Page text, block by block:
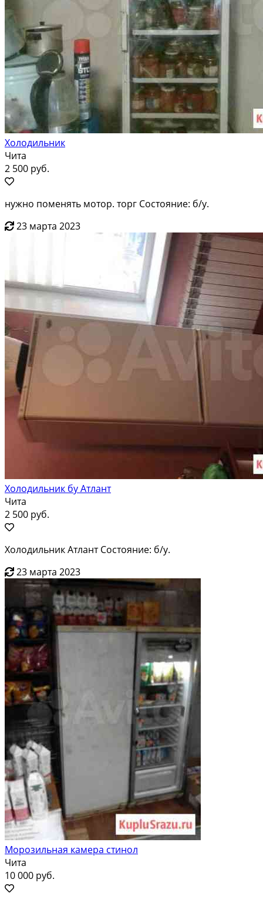
Холодильник
Чита
2 500 руб.
нужно поменять мотор. торг Состояние: б/у.
23 марта 2023
Холодильник бу Атлант
Чита
2 500 руб.
Холодильник Атлант Состояние: б/у.
23 марта 2023
Морозильная камера стинол
Чита
10 000 руб.